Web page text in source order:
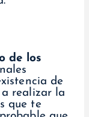
de los
de
a realizar la
que te